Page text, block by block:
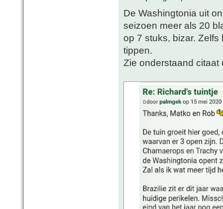
De Washingtonia uit
seizoen meer als 20
op 7 stuks, bizar.
tippen.
Zie onderstaand citaat